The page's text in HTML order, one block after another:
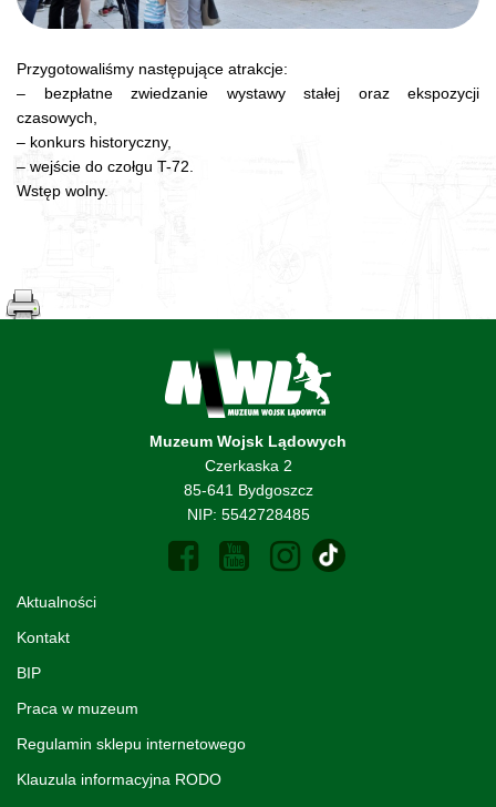
Przygotowaliśmy następujące atrakcje:
– bezpłatne zwiedzanie wystawy stałej oraz ekspozycji
czasowych,
– konkurs historyczny,
– wejście do czołgu T-72.
Wstęp wolny.
Muzeum Wojsk Lądowych
Czerkaska 2
85-641 Bydgoszcz
NIP: 5542728485
Aktualności
Kontakt
BIP
Praca w muzeum
Regulamin sklepu internetowego
Klauzula informacyjna RODO